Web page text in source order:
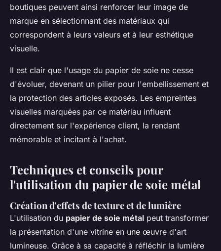
boutiques peuvent ainsi renforcer leur image de
marque en sélectionnant des matériaux qui
correspondent à leurs valeurs et à leur esthétique
visuelle.
Il est clair que l'usage du papier de soie ne cesse
d'évoluer, devenant un pilier pour l'embellissement et
la protection des articles exposés. Les empreintes
visuelles marquées par ce matériau influent
directement sur l'expérience client, la rendant
mémorable et incitant à l'achat.
Techniques et conseils pour
l'utilisation du papier de soie métal
Création d'effets de texture et de lumière
L'utilisation du papier de soie métal peut transformer
la présentation d'une vitrine en une œuvre d'art
lumineuse. Grâce à sa capacité à réfléchir la lumière